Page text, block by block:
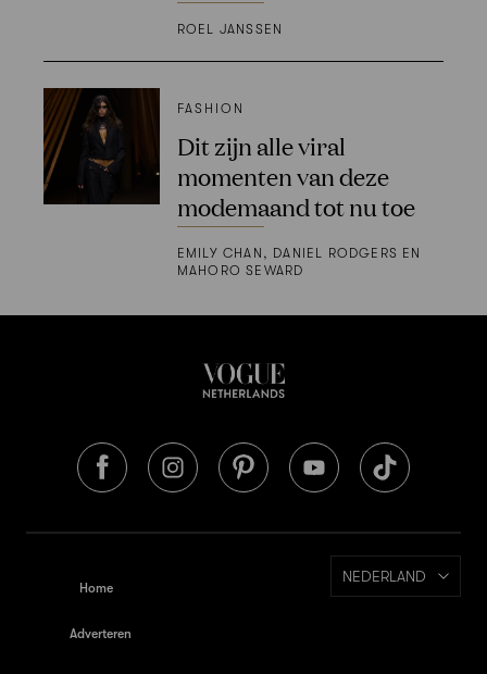
ROEL JANSSEN
FASHION
Dit zijn alle viral
momenten van deze
modemaand tot nu toe
EMILY CHAN, DANIEL RODGERS EN
MAHORO SEWARD
Home
Adverteren
NEDERLAND